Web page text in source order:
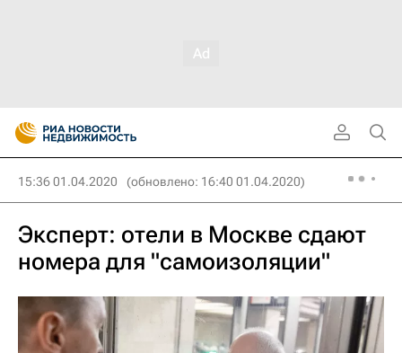
15:36 01.04.2020 (обновлено: 16:40 01.04.2020)
Эксперт: отели в Москве сдают
номера для "самоизоляции"